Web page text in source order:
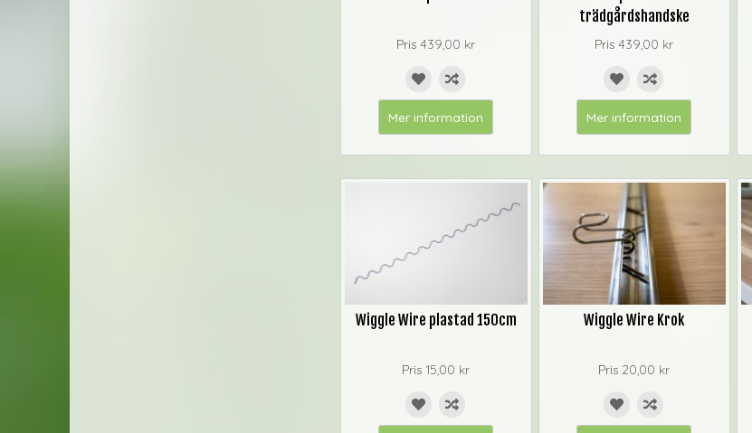
Pris 439,00 kr
Mer information
trädgårdshandske
Pris 439,00 kr
Mer information
Wiggle Wire plastad 150cm
Pris 15,00 kr
Wiggle Wire Krok
Pris 20,00 kr